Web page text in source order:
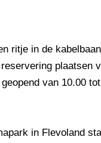
ritje in de
plaatsen
van 10.00
in Flevoland